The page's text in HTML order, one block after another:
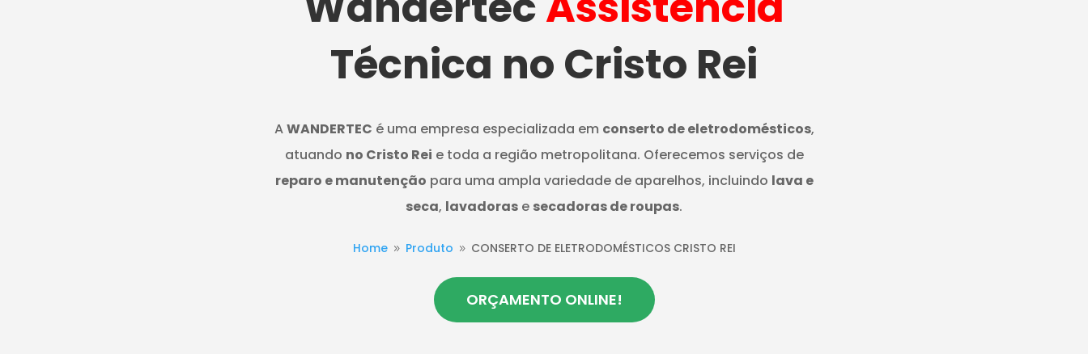
Técnica no Cristo Rei
AWANDERTEC é uma empresa especializada em conserto de eletrodomésticos,
atuando no Cristo Rei e toda a região metropolitana. Oferecemos serviços de
reparo e manutenção para uma ampla variedade de aparelhos, incluindo lava e
seca, lavadoras e secadoras de roupas.
Home 9 Produto 9 CONSERTO DE ELETRODOMÉSTICOS CRISTO REI
ORÇAMENTO ONLINE!